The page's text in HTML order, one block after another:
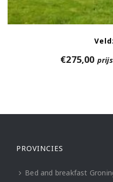
€275,00
PROVINCIES
Bed and breakfast